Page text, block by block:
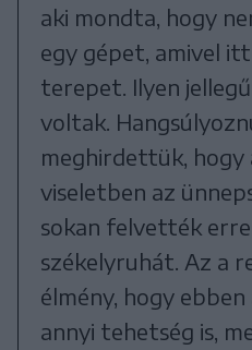
aki mondta, hogy
egy gépet, amivel
terepet. Ilyen
voltak.
meghirdettük, hogy
viseletben az
sokan felvették
székelyruhát. Az a
élmény, hogy
annyi tehetség is,